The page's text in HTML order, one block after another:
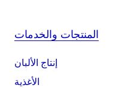
المنتجات والخدمات
إنتاج الألبان
الأغذية